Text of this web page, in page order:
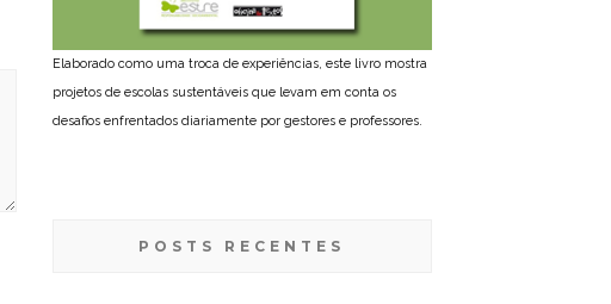
Elaborado como uma troca de experiências, este livro mostra
projetos de escolas sustentáveis que levam em conta os
desafios enfrentados diariamente por gestores e professores.
POSTS RECENTES